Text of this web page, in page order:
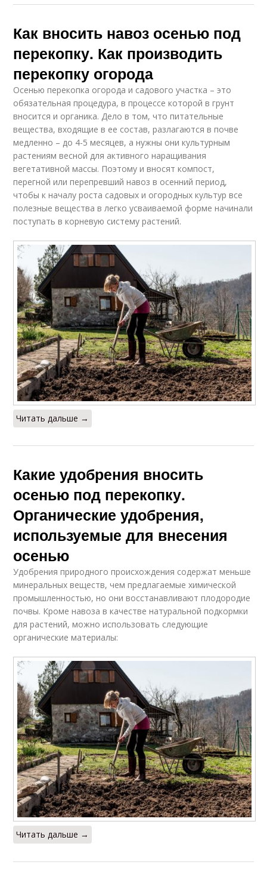
Как вносить навоз осенью под
перекопку. Как производить
перекопку огорода
Осенью перекопка огорода и садового участка – это
обязательная процедура, в процессе которой в грунт
вносится и органика. Дело в том, что питательные
вещества, входящие в ее состав, разлагаются в почве
медленно – до 4-5 месяцев, а нужны они культурным
растениям весной для активного наращивания
вегетативной массы. Поэтому и вносят компост,
перегной или перепревший навоз в осенний период,
чтобы к началу роста садовых и огородных культур все
полезные вещества в легко усваиваемой форме начинали
поступать в корневую систему растений.
Читать дальше →
Какие удобрения вносить
осенью под перекопку.
Органические удобрения,
используемые для внесения
осенью
Удобрения природного происхождения содержат меньше
минеральных веществ, чем предлагаемые химической
промышленностью, но они восстанавливают плодородие
почвы. Кроме навоза в качестве натуральной подкормки
для растений, можно использовать следующие
органические материалы:
Читать дальше →